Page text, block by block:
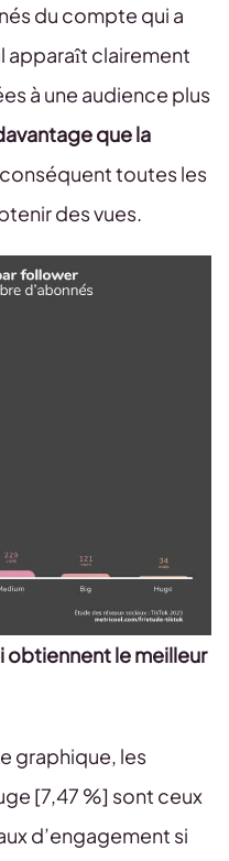
du compte qui a
apparaît clairement
à une audience plus
que la
conséquent toutes les
des vues.
obtiennent le meilleur
graphique, les
[7,47 %] sont ceux
d’engagement si